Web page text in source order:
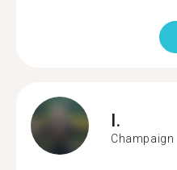
I.
Champaign